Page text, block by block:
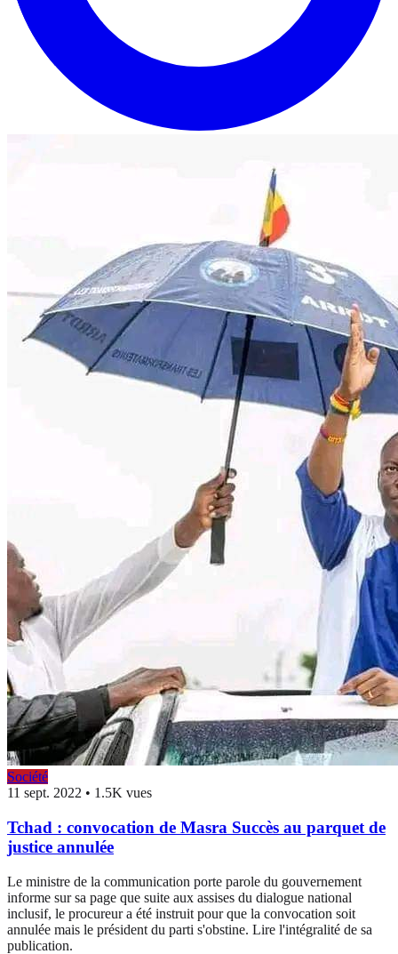
Société
11 sept. 2022 • 1.5K vues
Tchad : convocation de Masra Succès au parquet de
justice annulée
Le ministre de la communication porte parole du gouvernement
informe sur sa page que suite aux assises du dialogue national
inclusif, le procureur a été instruit pour que la convocation soit
annulée mais le président du parti s'obstine. Lire l'intégralité de sa
publication.